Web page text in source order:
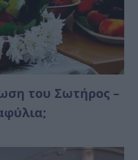
του Σωτήρος –